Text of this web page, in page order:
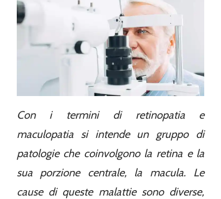
Con i termini di retinopatia e
maculopatia si intende un gruppo di
patologie che coinvolgono la retina e la
sua porzione centrale, la macula. Le
cause di queste malattie sono diverse,